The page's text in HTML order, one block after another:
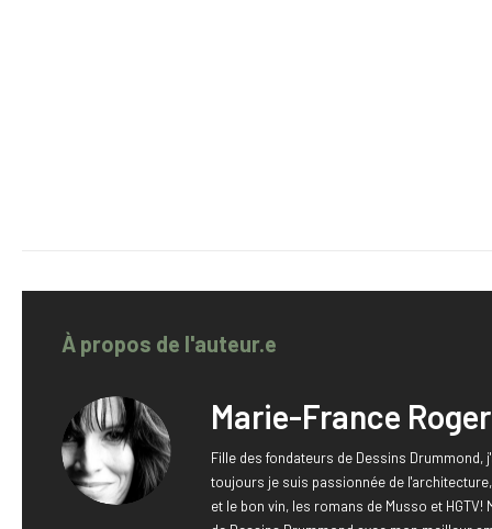
À propos de l'auteur.e
Marie-France Roger
Fille des fondateurs de Dessins Drummond,
toujours je suis passionnée de
et le bon vin, les romans de Musso et